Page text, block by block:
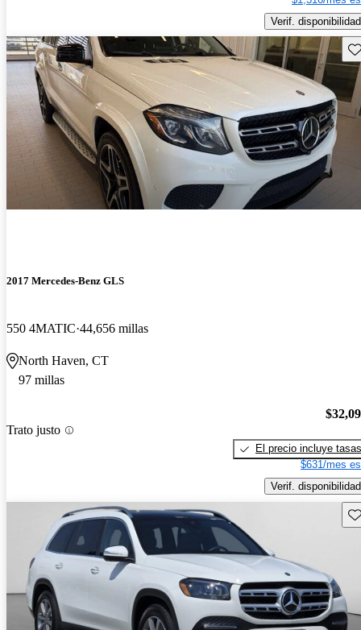
Verif. disponibilidad
2017 Mercedes-Benz GLS
550 4MATIC 44,656 millas
North Haven, CT
97 millas
Trato justo
El precio incluye tasas
$631/mes
Verif. disponibilidad